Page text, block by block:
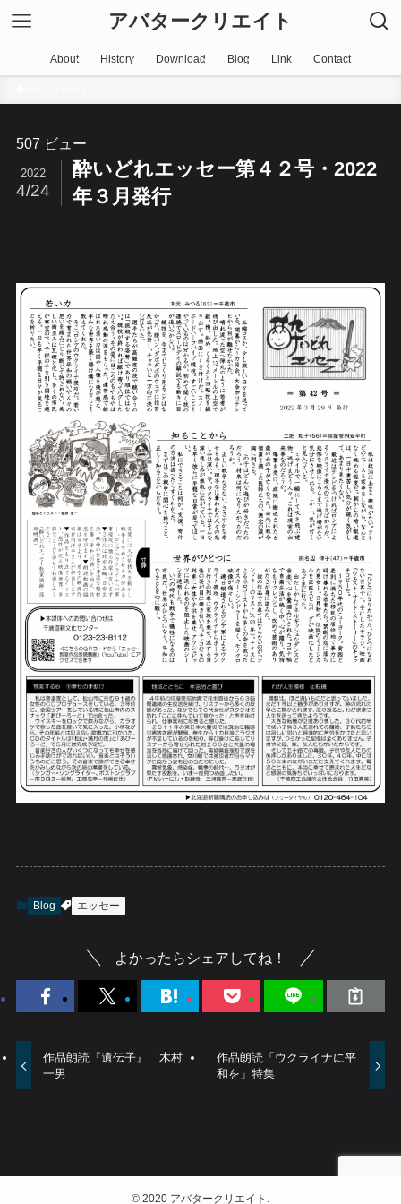
アバタークリエイト
About History Download Blog Link Contact
507 ビュー
酔いどれエッセー第４２号・2022
年３月発行
2022
4/24
Blog エッセー
よかったらシェアしてね！
作品朗読『遺伝子』 木村
一男
作品朗読「ウクライナに平
和を」特集
© 2020 アバタークリエイト.